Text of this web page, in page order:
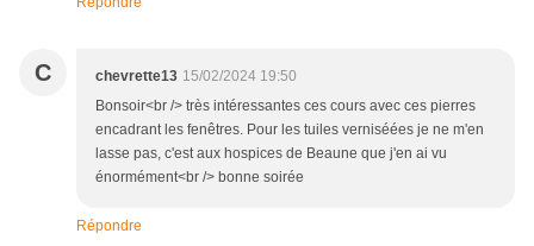
C chevrette13 15/02/2024 19:50
Bonsoir<br /> très intéressantes ces cours avec ces pierres
encadrant les fenêtres. Pour les tuiles verniséées je ne m'en
lasse pas, c'est aux hospices de Beaune que j'en ai vu
énormément<br /> bonne soirée
Répondre